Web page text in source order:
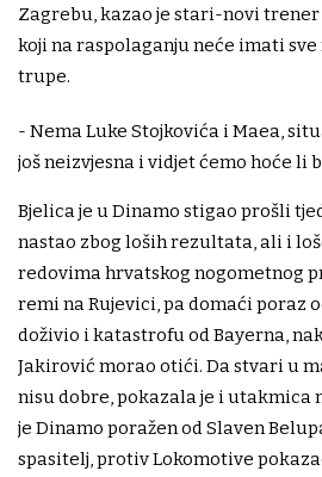
Zagrebu, kazao je stari-novi
koji na raspolaganju neće imati
trupe.
- Nema Luke Stojkovića i Maea,
još neizvjesna i vidjet ćemo hoće li
Bjelica je u Dinamo stigao prošli
nastao zbog loših rezultata, ali i
redovima hrvatskog nogometnog
remi na Rujevici, pa domaći poraz
doživio i katastrofu od Bayerna,
Jakirović morao otići. Da stvari u
nisu dobre, pokazala je i utakmica
je Dinamo poražen od Slaven
spasitelj, protiv Lokomotive